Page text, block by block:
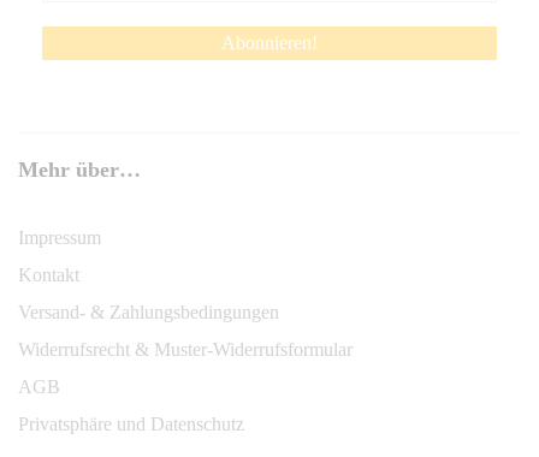
Mehr über…
Impressum
Kontakt
Versand- & Zahlungsbedingungen
Widerrufsrecht & Muster-Widerrufsformular
AGB
Privatsphäre und Datenschutz